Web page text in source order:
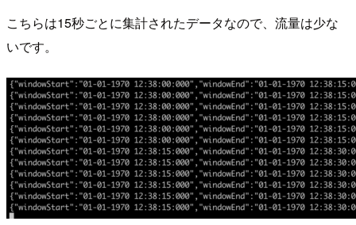
こちらは15秒ごとに集計されたデータなので、流量は少な
いです。